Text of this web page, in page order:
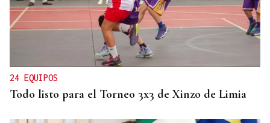
PROTOCOLO DE VIGILANCIA
Galicia vigila a los contactos del contagiado
franco-argentino por hantavirus
24 EQUIPOS
Todo listo para el Torneo 3x3 de Xinzo de Limia